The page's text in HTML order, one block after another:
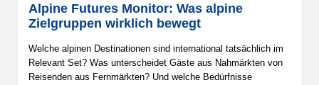
Alpine Futures Monitor: Was alpine
Zielgruppen wirklich bewegt
Welche alpinen Destinationen sind international tatsächlich im
Relevant Set? Was unterscheidet Gäste aus Nahmärkten von
Reisenden aus Fernmärkten? Und welche Bedürfnisse